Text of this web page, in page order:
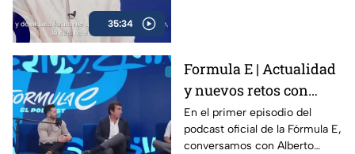
35:34
Formula E | Actualidad
y nuevos retos con
Alberto Longo
En el primer episodio del
podcast oficial de la Fórmula E,
conversamos con Alberto